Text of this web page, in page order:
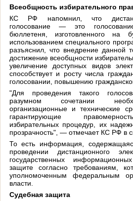
Всеобщность избирательного
КС РФ напомнил, что
голосование — это
бюллетеня, изготовленного на
использованием специального
разъяснил, что внедрение данной
достижение всеобщности
увеличение доступных видов
способствует и росту числа
голосовании, повышению
"Для проведения такого
разумном сочетании
организационные и технические
гарантирующие
избирательных процедур, их
прозрачность", — отмечает КС РФ в
То есть информация,
проведении дистанционного
государственных
защите согласно требованиям,
уполномоченным федеральным
власти.
Судебная защита